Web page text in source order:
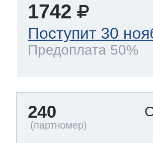
1742
Поступит 30
Предоплата 50%
240